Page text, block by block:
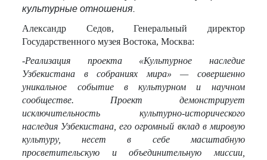
культурные отношения.
Александр Седов, Генеральный директор
Государственного музея Востока, Москва:
-Реализация проекта «Культурное наследие
Узбекистана в собраниях мира» — совершенно
уникальное событие в культурном и научном
сообществе. Проект демонстрирует
исключительность культурно-исторического
наследия Узбекистана, его огромный вклад в мировую
культуру, несет в себе масштабную
просветительскую и объединительную миссии,